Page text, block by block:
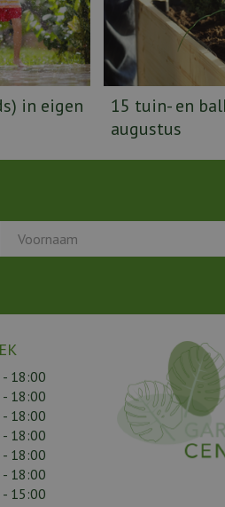
in eigen
15 tuin- en
augustus
18:00
18:00
18:00
18:00
18:00
18:00
15:00